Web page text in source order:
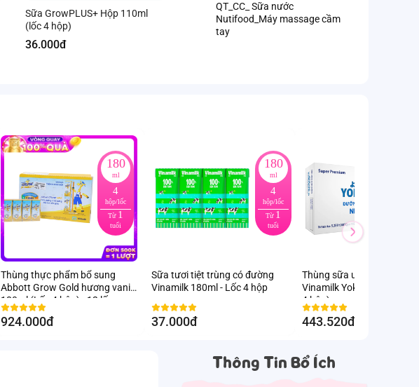
Sữa GrowPLUS+ Hộp 110ml
(lốc 4 hộp)
36.000đ
QT_CC_ Sữa nước
Nutifood_Máy massage cầm
tay
180
ml
4
hộp/lốc
Từ 1
tuổi
Thùng thực phẩm bổ sung
Abbott Grow Gold hương vani
180ml (Lốc 4 hộp) - 12 lốc
924.000đ
180
ml
4
hộp/lốc
Từ 1
tuổi
Sữa tươi tiệt trùng có đường
Vinamilk 180ml - Lốc 4 hộp
37.000đ
Thùng sữa uống dinh
Vinamilk Yoko Gold 110ml
4 hộp)
443.520đ
Thông Tin Bổ Ích